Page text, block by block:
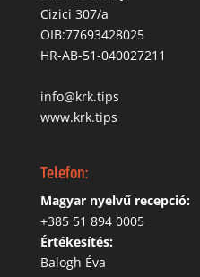
Cizici 307/a
OIB:77693428025
HR-AB-51-040027211
info@krk.tips
www.krk.tips
Telefon:
Magyar nyelvű recepció:
‭+385 51 894 0005
Értékesítés:
Balogh Éva